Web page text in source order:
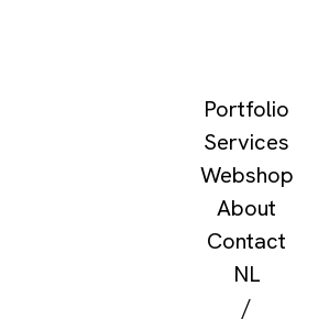
Portfolio
Services
Webshop
About
Contact
NL
/